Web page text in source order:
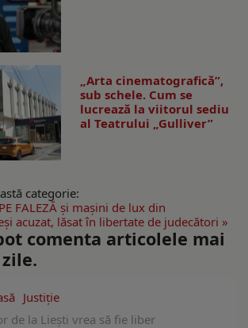
„Arta cinematografică”,
sub schele. Cum se
lucrează la viitorul sediu
al Teatrului „Gulliver”
categorie:
FALEZĂ şi maşini de lux din
acuzat, lăsat în libertate de judecători »
comenta articolele mai
Justiție
de la Liești vrea să fie liber